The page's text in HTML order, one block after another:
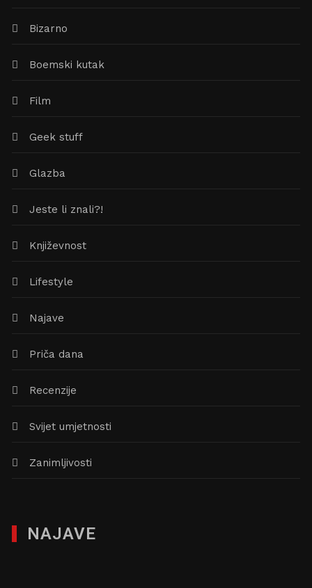
Bizarno
Boemski kutak
Film
Geek stuff
Glazba
Jeste li znali?!
Književnost
Lifestyle
Najave
Priča dana
Recenzije
Svijet umjetnosti
Zanimljivosti
NAJAVE